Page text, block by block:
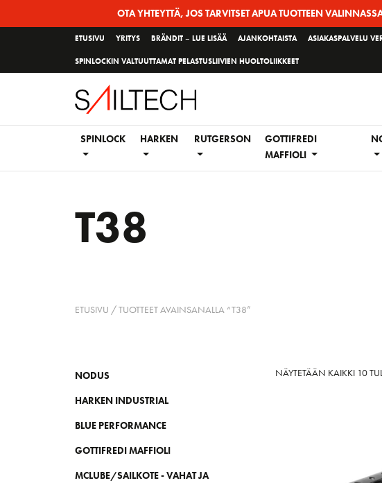
OTA YHTEYTTÄ, JOS TARVITSET APUA TUOTTEEN
ETUSIVU YRITYS BRÄNDIT – LUE LISÄÄ AJANKOHTAISTA ASIAKASPALVELU
SPINLOCKIN VALTUUTTAMAT PELASTUSLIIVIEN HUOLTOLIIKKEET
SPINLOCK HARKEN RUTGERSON
GOTTIFREDI
MAFFIOLI
T38
ETUSIVU / TUOTTEET AVAINSANALLA “T38”
NODUS
HARKEN INDUSTRIAL
BLUE PERFORMANCE
GOTTIFREDI MAFFIOLI
MCLUBE/SAILKOTE - VAHAT JA
NÄYTETÄÄN KAIKKI 10